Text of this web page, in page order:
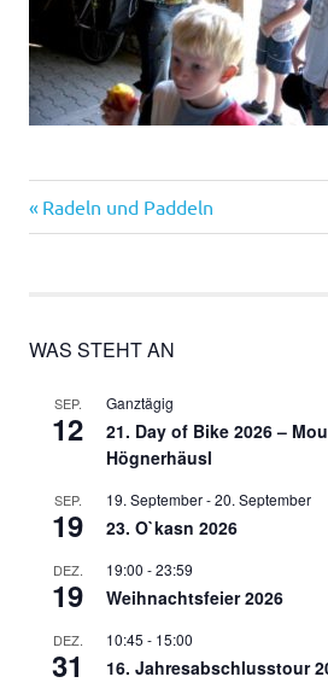
Beitragsnavigation
Vorheriger
Beitrag:
Radeln und Paddeln
WAS STEHT AN
SEP.
12
Ganztägig
21. Day of Bike 2026 –
Högnerhäusl
SEP.
19
19. September-20. September
23. O`kasn 2026
DEZ.
19
19:00 -23:59
Weihnachtsfeier 2026
DEZ.
31
10:45 - 15:00
16. Jahresabschlusstour